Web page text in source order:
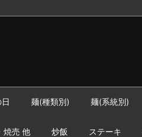
麺(種類別) 麺(系統別)
焼売 他 炒飯 ステーキ